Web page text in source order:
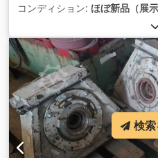
コンディション: ほぼ新品（展示
検